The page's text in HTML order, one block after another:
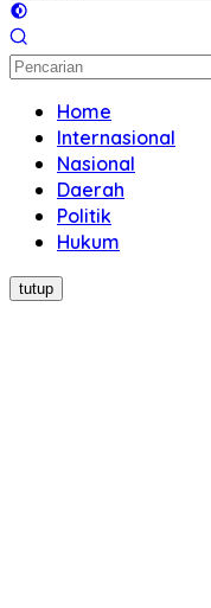
Home
Internasional
Nasional
Daerah
Politik
Hukum
tutup